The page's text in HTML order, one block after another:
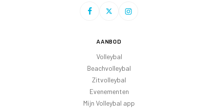
AANBOD
Volleybal
Beachvolleybal
Zitvolleybal
Evenementen
Mijn Volleybal app